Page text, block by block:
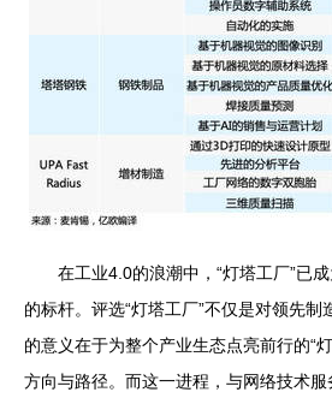
在工业4.0的浪潮中，“灯塔工厂”已
的标杆。评选“灯塔工厂”不仅是对领先
的意义在于为整个产业生态点亮前行的“
方向与路径。而这一进程，与网络技术